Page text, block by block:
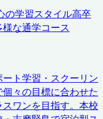
の学習スタイル高卒
様な通学コース
ト学習・スクーリン
々の目標に合わせた
ワンを目指す。本校